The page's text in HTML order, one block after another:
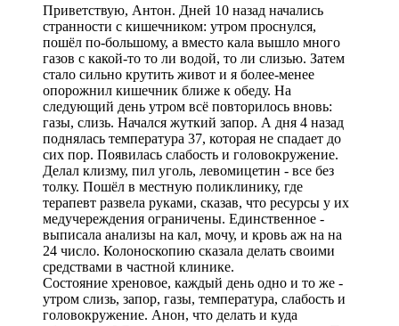
Приветствую, Антон. Дней 10 назад начались
странности с кишечником: утром проснулся,
пошёл по-большому, а вместо кала вышло много
газов с какой-то то ли водой, то ли слизью. Затем
стало сильно крутить живот и я более-менее
опорожнил кишечник ближе к обеду. На
следующий день утром всё повторилось вновь:
газы, слизь. Начался жуткий запор. А дня 4 назад
поднялась температура 37, которая не спадает до
сих пор. Появилась слабость и головокружение.
Делал клизму, пил уголь, левомицетин - все без
толку. Пошёл в местную поликлинику, где
терапевт развела руками, сказав, что ресурсы у их
медучереждения ограничены. Единственное -
выписала анализы на кал, мочу, и кровь аж на на
24 число. Колоноскопию сказала делать своими
средствами в частной клинике.
Состояние хреновое, каждый день одно и то же -
утром слизь, запор, газы, температура, слабость и
головокружение. Анон, что делать и куда